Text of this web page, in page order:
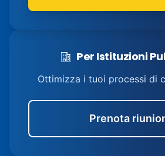
Per Istituzioni
Ottimizza i tuoi processi di
Prenota